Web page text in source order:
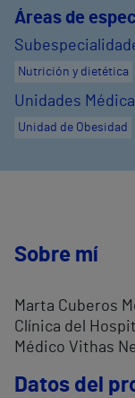
Áreas de
Nutrición y dietética
Unidades
Unidad de Obesidad
Sobre mí
Marta Cuberos
Clínica del
Médico Vithas
Datos del